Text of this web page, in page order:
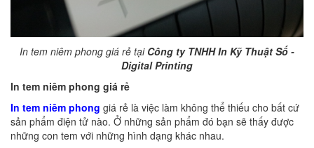
In tem niêm phong giá rẻ tạiCông ty TNHH In Kỹ Thuật Số -
Digital Printing
In tem niêm phong giá rẻ
In tem niêm phong giá rẻ là việc làm không thể thiếu cho bất cứ
sản phẩm điện tử nào. Ở những sản phẩm đó bạn sẽ thấy được
những con tem với những hình dạng khác nhau.